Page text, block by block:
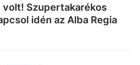
volt! Szupertakarékos
idén az Alba Regia